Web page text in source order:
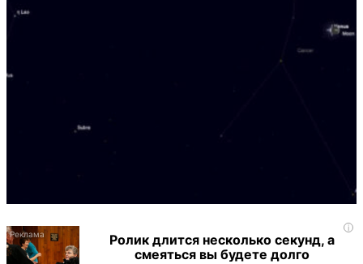
i
Ролик длится несколько секунд, а
смеяться вы будете долго